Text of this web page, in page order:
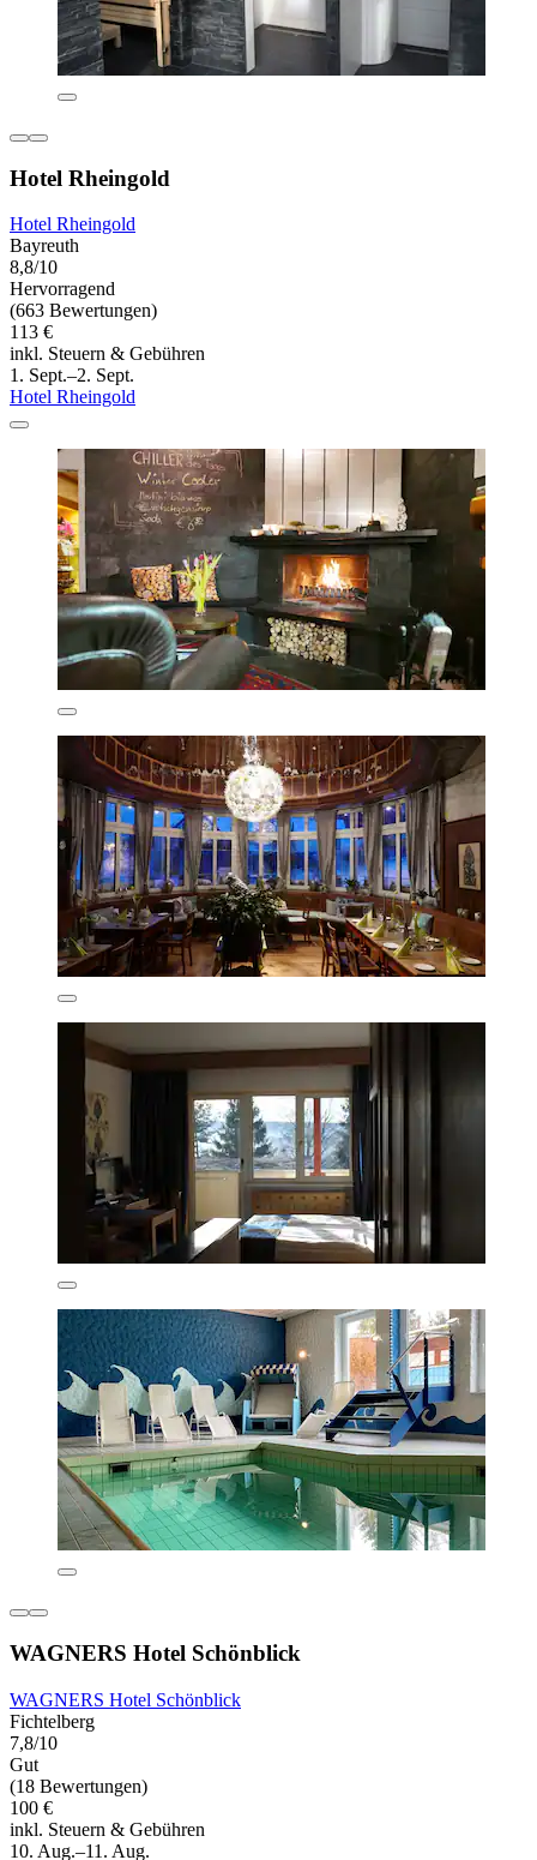
Hotel Rheingold
Hotel Rheingold
Bayreuth
8,8/10
Hervorragend
(663 Bewertungen)
113 €
inkl. Steuern & Gebühren
1. Sept.–2. Sept.
Hotel Rheingold
WAGNERS Hotel Schönblick
WAGNERS Hotel Schönblick
Fichtelberg
7,8/10
Gut
(18 Bewertungen)
100 €
inkl. Steuern & Gebühren
10. Aug.–11. Aug.